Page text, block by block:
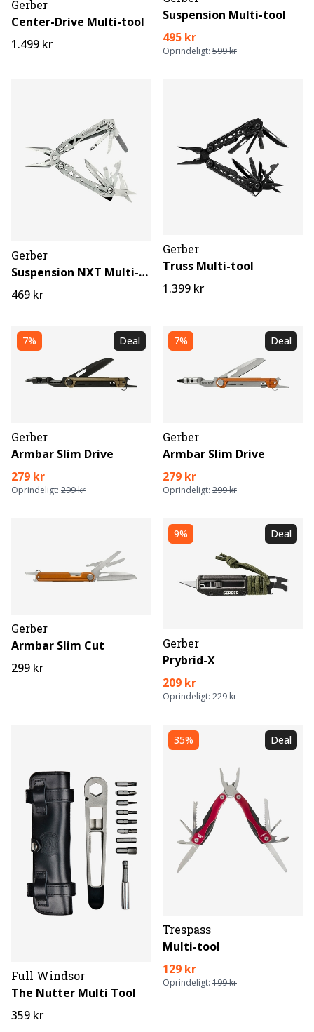
Gerber
Center-Drive Multi-tool
1.499 kr
Suspension Multi-tool
495 kr
Oprindeligt: 599 kr
Gerber
Suspension NXT Multi-tool
469 kr
Gerber
Truss Multi-tool
1.399 kr
7% Deal
Gerber
Armbar Slim Drive
279 kr
Oprindeligt: 299 kr
7% Deal
Gerber
Armbar Slim Drive
279 kr
Oprindeligt: 299 kr
Gerber
Armbar Slim Cut
299 kr
9% Deal
Gerber
Prybrid-X
209 kr
Oprindeligt: 229 kr
Full Windsor
The Nutter Multi Tool
359 kr
35% Deal
Trespass
Multi-tool
129 kr
Oprindeligt: 199 kr